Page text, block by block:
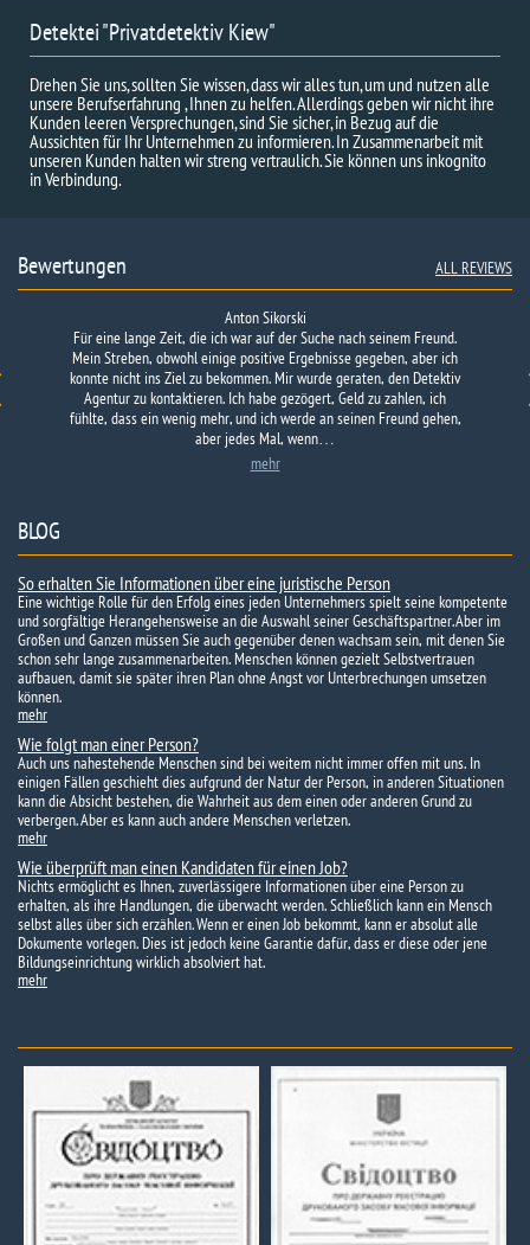
Detektei "Privatdetektiv Kiew"
Drehen Sie uns, sollten Sie wissen, dass wir alles tun, um und nutzen alle
unsere Berufserfahrung , Ihnen zu helfen. Allerdings geben wir nicht ihre
Kunden leeren Versprechungen, sind Sie sicher, in Bezug auf die
Aussichten für Ihr Unternehmen zu informieren. In Zusammenarbeit mit
unseren Kunden halten wir streng vertraulich. Sie können uns inkognito
in Verbindung.
Bewertungen ALL REVIEWS
Anton Sikorski
Für eine lange Zeit, die ich war auf der Suche nach seinem Freund.
Mein Streben, obwohl einige positive Ergebnisse gegeben, aber ich
konnte nicht ins Ziel zu bekommen. Mir wurde geraten, den Detektiv
Agentur zu kontaktieren. Ich habe gezögert, Geld zu zahlen, ich
fühlte, dass ein wenig mehr, und ich werde an seinen Freund gehen,
aber jedes Mal, wenn…
mehr
BLOG
So erhalten Sie Informationen über eine juristische Person
Eine wichtige Rolle für den Erfolg eines jeden Unternehmers spielt seine kompetente
und sorgfältige Herangehensweise an die Auswahl seiner Geschäftspartner. Aber im
Großen und Ganzen müssen Sie auch gegenüber denen wachsam sein, mit denen Sie
schon sehr lange zusammenarbeiten. Menschen können gezielt Selbstvertrauen
aufbauen, damit sie später ihren Plan ohne Angst vor Unterbrechungen umsetzen
können.
mehr
Wie folgt man einer Person?
Auch uns nahestehende Menschen sind bei weitem nicht immer offen mit uns. In
einigen Fällen geschieht dies aufgrund der Natur der Person, in anderen Situationen
kann die Absicht bestehen, die Wahrheit aus dem einen oder anderen Grund zu
verbergen. Aber es kann auch andere Menschen verletzen.
mehr
Wie überprüft man einen Kandidaten für einen Job?
Nichts ermöglicht es Ihnen, zuverlässigere Informationen über eine Person zu
erhalten, als ihre Handlungen, die überwacht werden. Schließlich kann ein Mensch
selbst alles über sich erzählen. Wenn er einen Job bekommt, kann er absolut alle
Dokumente vorlegen. Dies ist jedoch keine Garantie dafür, dass er diese oder jene
Bildungseinrichtung wirklich absolviert hat.
mehr